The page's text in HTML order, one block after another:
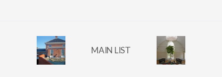
MAIN LIST